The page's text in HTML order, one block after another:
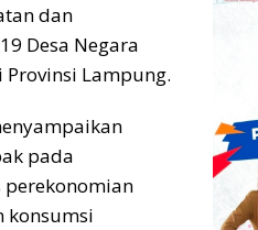
dan
Desa Negara
Provinsi Lampung.
pada
konsumsi